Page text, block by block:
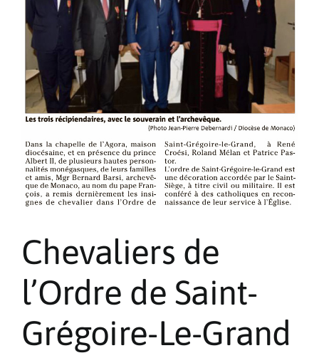
Chevaliers de
l’Ordre de Saint-
Grégoire-Le-Grand